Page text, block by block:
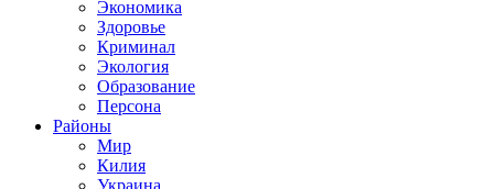
Экономика
Здоровье
Криминал
Экология
Образование
Персона
Районы
Мир
Килия
Украина